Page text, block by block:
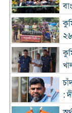
: